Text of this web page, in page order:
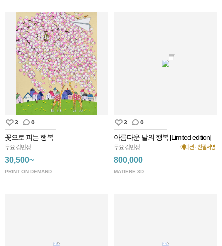
3 0
꽃으로 피는 행복
두요 김민정
30,500~
PRINT ON DEMAND
3 0
아름다운 날의 행복 [Limited edition]
두요 김민정
에디션 · 친필서명
800,000
MATIERE 3D